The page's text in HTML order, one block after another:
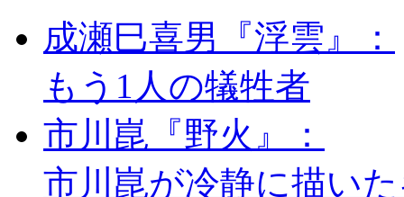
成瀬巳喜男『浮雲』：
もう1人の犠牲者
市川崑『野火』：
市川崑が冷静に描い